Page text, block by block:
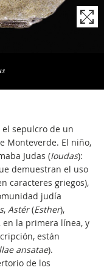
sepulcro de un
Monteverde. El niño,
Judas (Ioudas):
demuestran el uso
caracteres griegos),
judía
, Astér(Esther),
en la primera línea, y
están
ansatae).
de los